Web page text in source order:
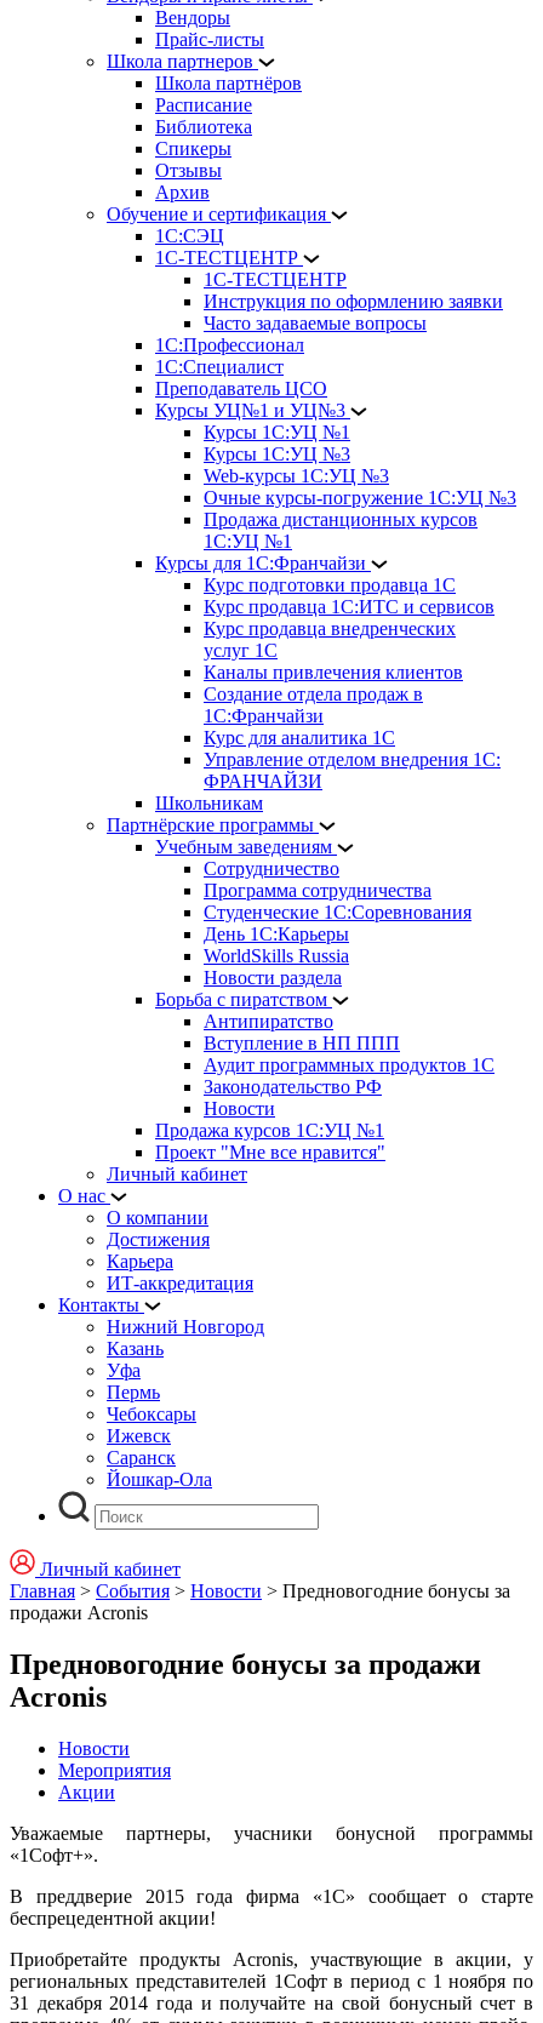
Вендоры
Прайс-листы
Школа партнеров
Школа партнёров
Расписание
Библиотека
Спикеры
Отзывы
Архив
Обучение и сертификация
1С:СЭЦ
1С-ТЕСТЦЕНТР
1С-ТЕСТЦЕНТР
Инструкция по оформлению заявки
Часто задаваемые вопросы
1С:Профессионал
1С:Специалист
Преподаватель ЦСО
Курсы УЦ№1 и УЦ№3
Курсы 1С:УЦ №1
Курсы 1С:УЦ №3
Web-курсы 1С:УЦ №3
Очные курсы-погружение 1С:УЦ №3
Продажа дистанционных курсов
1С:УЦ №1
Курсы для 1С:Франчайзи
Курс подготовки продавца 1С
Курс продавца 1С:ИТС и сервисов
Курс продавца внедренческих
услуг 1С
Каналы привлечения клиентов
Создание отдела продаж в
1С:Франчайзи
Курс для аналитика 1С
Управление отделом внедрения 1С:
ФРАНЧАЙЗИ
Школьникам
Партнёрские программы
Учебным заведениям
Сотрудничество
Программа сотрудничества
Студенческие 1С:Соревнования
День 1С:Карьеры
WorldSkills Russia
Новости раздела
Борьба с пиратством
Антипиратство
Вступление в НП ППП
Аудит программных продуктов 1С
Законодательство РФ
Новости
Продажа курсов 1С:УЦ №1
Проект "Мне все нравится"
Личный кабинет
О нас
О компании
Достижения
Карьера
ИТ-аккредитация
Контакты
Нижний Новгород
Казань
Уфа
Пермь
Чебоксары
Ижевск
Саранск
Йошкар-Ола
Личный кабинет
Главная > События > Новости > Предновогодние бонусы за
продажи Acronis
Предновогодние бонусы за продажи
Acronis
Новости
Мероприятия
Акции
Уважаемые партнеры, учасники бонусной программы
«1Софт+».
В преддверие 2015 года фирма «1С» сообщает о старте
беспрецедентной акции!
Приобретайте продукты Acronis, участвующие в акции, у
региональных представителей 1Софт в период с 1 ноября по
31 декабря 2014 года и получайте на свой бонусный счет в